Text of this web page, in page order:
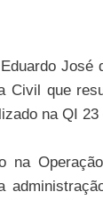
José
Civil que
na QI
na